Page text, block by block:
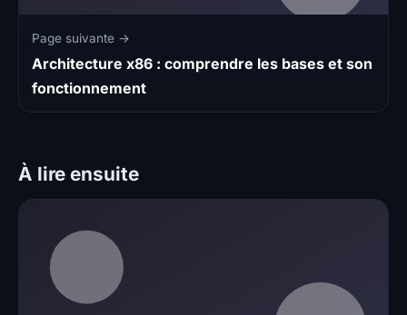
Page suivante →
Architecture x86 : comprendre les bases et son
fonctionnement
À lire ensuite